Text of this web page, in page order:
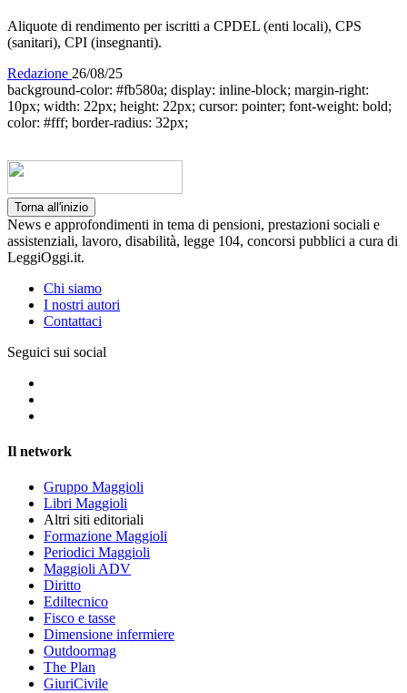
Aliquote di rendimento per iscritti a CPDEL (enti locali), CPS
(sanitari), CPI (insegnanti).
Redazione 26/08/25
background-color: #fb580a; display: inline-block; margin-right:
10px; width: 22px; height: 22px; cursor: pointer; font-weight: bold;
color: #fff; border-radius: 32px;
Torna all'inizio
News e approfondimenti in tema di pensioni, prestazioni sociali e
assistenziali, lavoro, disabilità, legge 104, concorsi pubblici a cura di
LeggiOggi.it.
Chi siamo
I nostri autori
Contattaci
Seguici sui social
Il network
Gruppo Maggioli
Libri Maggioli
Altri siti editoriali
Formazione Maggioli
Periodici Maggioli
Maggioli ADV
Diritto
Ediltecnico
Fisco e tasse
Dimensione infermiere
Outdoormag
The Plan
GiuriCivile